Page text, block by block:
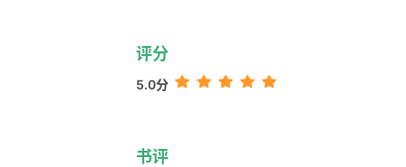
评分
5.0分
书评